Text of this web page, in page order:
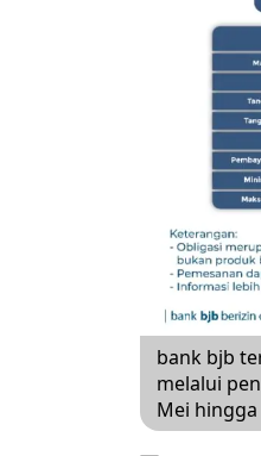
bank bjb
melalui
Mei